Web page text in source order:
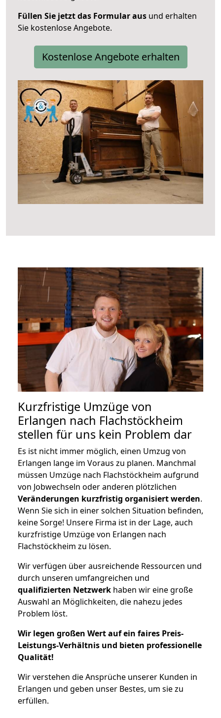
Füllen Sie jetzt das Formular aus und erhalten
Sie kostenlose Angebote.
Kostenlose Angebote erhalten
Kurzfristige Umzüge von
Erlangen nach Flachstöckheim
stellen für uns kein Problem dar
Es ist nicht immer möglich, einen Umzug von
Erlangen lange im Voraus zu planen. Manchmal
müssen Umzüge nach Flachstöckheim aufgrund
von Jobwechseln oder anderen plötzlichen
Veränderungen kurzfristig organisiert werden.
Wenn Sie sich in einer solchen Situation befinden,
keine Sorge! Unsere Firma ist in der Lage, auch
kurzfristige Umzüge von Erlangen nach
Flachstöckheim zu lösen.
Wir verfügen über ausreichende Ressourcen und
durch unseren umfangreichen und
qualifizierten Netzwerk haben wir eine große
Auswahl an Möglichkeiten, die nahezu jedes
Problem löst.
Wir legen großen Wert auf ein faires Preis-
Leistungs-Verhältnis und bieten professionelle
Qualität!
Wir verstehen die Ansprüche unserer Kunden in
Erlangen und geben unser Bestes, um sie zu
erfüllen.